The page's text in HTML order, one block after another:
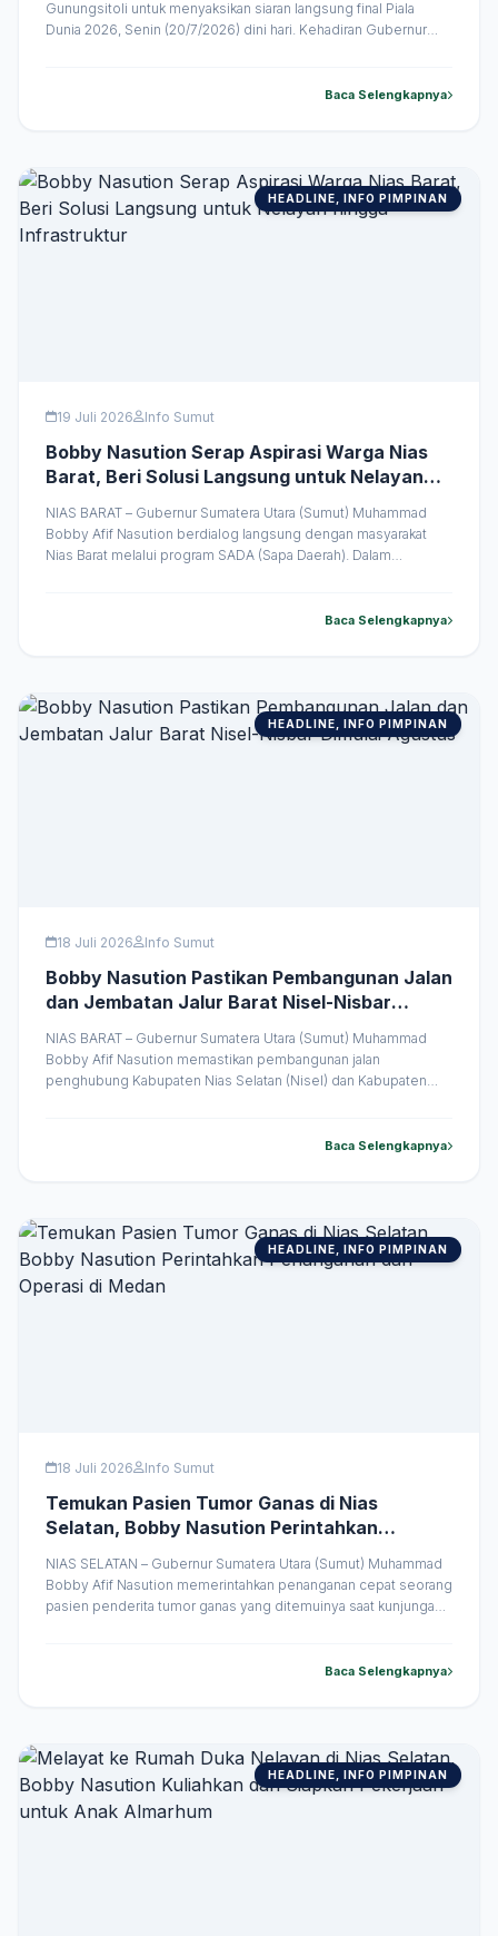
Gunungsitoli untuk menyaksikan siaran langsung final Piala
Dunia 2026, Senin (20/7/2026) dini hari. Kehadiran Gubernur
bareng semakin semarak. Sekitar 1.000 warga hadirBaca Selengkapnya
HEADLINE, INFO PIMPINAN
19 Juli 2026 Info Sumut
Bobby Nasution Serap Aspirasi Warga Nias
Barat, Beri Solusi Langsung untuk Nelayan
NIAS BARAT – Gubernur Sumatera Utara (Sumut) Muhammad
Bobby Afif Nasution berdialog langsung dengan masyarakat
Nias Barat melalui program SADA (Sapa Daerah). Dalam
yang disampaikan. Beragam usulan disampaikan masyarakat,
Baca Selengkapnya
HEADLINE, INFO PIMPINAN
18 Juli 2026 Info Sumut
Bobby Nasution Pastikan Pembangunan Jalan
dan Jembatan Jalur Barat Nisel-Nisbar
NIAS BARAT – Gubernur Sumatera Utara (Sumut) Muhammad
Bobby Afif Nasution memastikan pembangunan jalan
penghubung Kabupaten Nias Selatan (Nisel) dan Kabupaten
ruas jalan di jalur pantai barat yang selama ini mengalami
Baca Selengkapnya
HEADLINE, INFO PIMPINAN
18 Juli 2026 Info Sumut
Temukan Pasien Tumor Ganas di Nias
Selatan, Bobby Nasution Perintahkan
Penanganan dan Operasi di Medan
NIAS SELATAN – Gubernur Sumatera Utara (Sumut) Muhammad
Bobby Afif Nasution memerintahkan penanganan cepat seorang
pasien penderita tumor ganas yang ditemuinya saat kunjungan
pasien tersebut akan ditanggung hingga proses penanganan
Baca Selengkapnya
HEADLINE, INFO PIMPINAN